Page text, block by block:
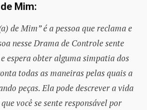
Mim:
de Mim” é a pessoa que reclama e
nesse Drama de Controle sente
espera obter alguma simpatia dos
todas as maneiras pelas quais a
peças. Ela pode descrever a vida
você se sente responsável por